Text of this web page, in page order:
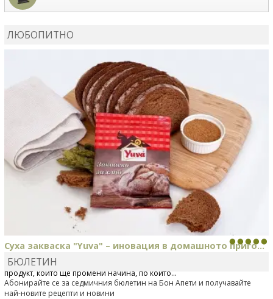
ЛЮБОПИТНО
Суха закваска "Yuva" – иновация в домашното приго...
Отскоро Лесафр България стартира предлагането на изцяло нов
продукт, който ще промени начина, по който...
БЮЛЕТИН
Абонирайте се за седмичния бюлетин на Бон Апети и получавайте
най-новите рецепти и новини